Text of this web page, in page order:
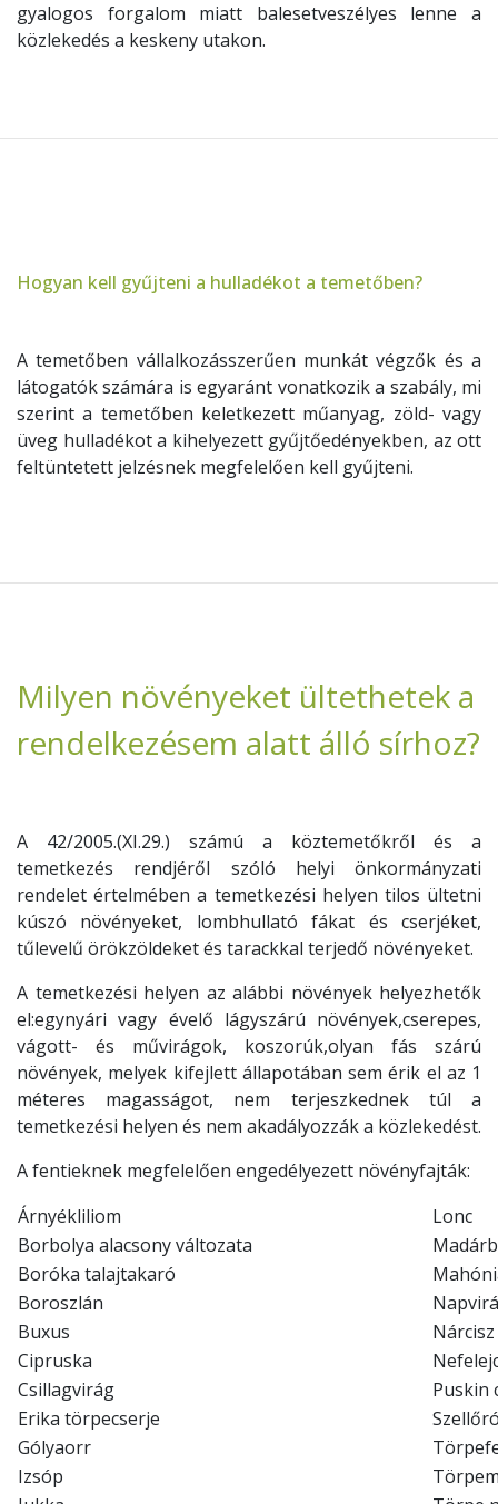
gyalogos forgalom miatt balesetveszélyes lenne a
közlekedés a keskeny utakon.
Hogyan kell gyűjteni a hulladékot a temetőben?
A temetőben vállalkozásszerűen munkát végzők és a
látogatók számára is egyaránt vonatkozik a szabály, mi
szerint a temetőben keletkezett műanyag, zöld- vagy
üveg hulladékot a kihelyezett gyűjtőedényekben, az ott
feltüntetett jelzésnek megfelelően kell gyűjteni.
Milyen növényeket ültethetek a
rendelkezésem alatt álló sírhoz?
A 42/2005.(XI.29.) számú a köztemetőkről és a
temetkezés rendjéről szóló helyi önkormányzati
rendelet értelmében a temetkezési helyen tilos ültetni
kúszó növényeket, lombhullató fákat és cserjéket,
tűlevelű örökzöldeket és tarackkal terjedő növényeket.
A temetkezési helyen az alábbi növények helyezhetők
el:egynyári vagy évelő lágyszárú növények,cserepes,
vágott- és művirágok, koszorúk,olyan fás szárú
növények, melyek kifejlett állapotában sem érik el az 1
méteres magasságot, nem terjeszkednek túl a
temetkezési helyen és nem akadályozzák a közlekedést.
A fentieknek megfelelően engedélyezett növényfajták:
Árnyékliliom
Lonc
Borbolya alacsony változata
Boróka talajtakaró
Boroszlán
Buxus
Nárcisz
Cipruska
Csillagvirág
Puskin
Erika törpecserje
Gólyaorr
Izsóp